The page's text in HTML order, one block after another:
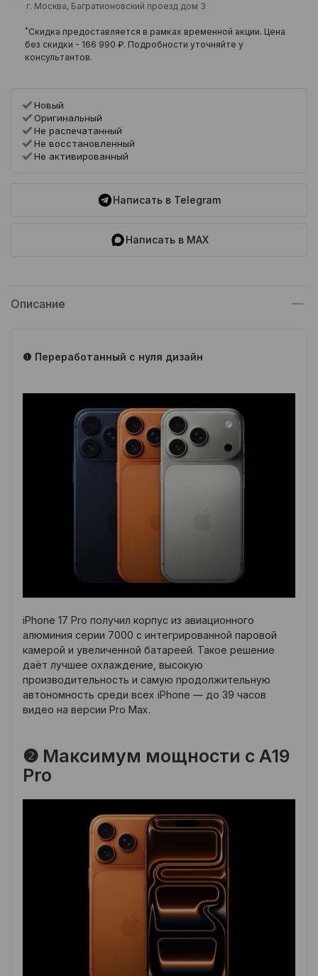
г. Москва, Багратионовский проезд дом 3
*Скидка предоставляется в рамках временной акции. Цена
без скидки - 166 990 ₽. Подробности уточняйте у
консультантов.
Новый
Оригинальный
Не распечатанный
Не восстановленный
Не активированный
Написать в Telegram
Написать в MAX
Описание
❶ Переработанный с нуля дизайн
iPhone 17 Pro получил корпус из авиационного
алюминия серии 7000 с интегрированной паровой
камерой и увеличенной батареей. Такое решение
даёт лучшее охлаждение, высокую
производительность и самую продолжительную
автономность среди всех iPhone — до 39 часов
видео на версии Pro Max.
❷ Максимум мощности с A19
Pro